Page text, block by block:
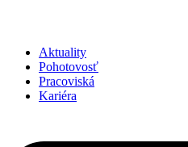
Aktuality
Pohotovosť
Pracoviská
Kariéra